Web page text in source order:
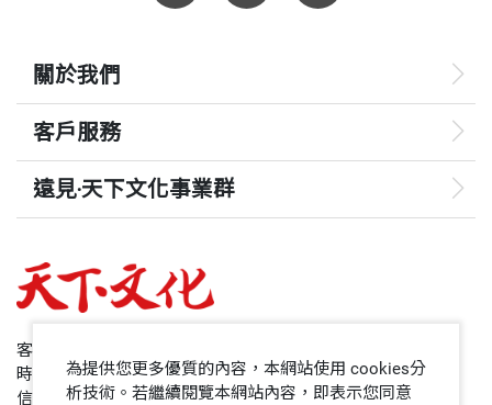
關於我們
客戶服務
遠見‧天下文化事業群
哈佛商業評論
領導影響力學院
客服專線：+886 2 2662-0012
時間：週一~週五9:00~12:30;13:30~17:00
信箱：service@cwgv.com.tw
為提供您更多優質的內容，本網站使用 cookies分
析技術。若繼續閱覽本網站內容，即表示您同意